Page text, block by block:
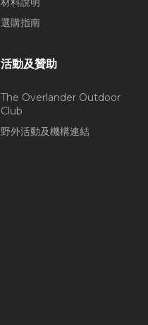
選購指南
活動及贊助
The Overlander Outdoor
Club
野外活動及機構連結